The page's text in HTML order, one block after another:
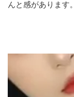
んと感があります。